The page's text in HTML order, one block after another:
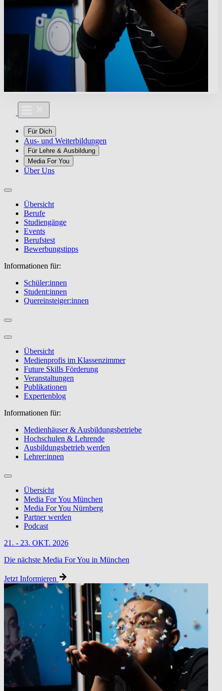
Für Dich
Aus- und Weiterbildungen
Für Lehre & Ausbildung
Media For You
Über Uns
Übersicht
Berufe
Studiengänge
Events
Berufstest
Bewerbungstipps
Informationen für:
Schüler:innen
Student:innen
Quereinsteiger:innen
Übersicht
Medienprofis im Klassenzimmer
Future Skills Förderung
Veranstaltungen
Publikationen
Expertenblog
Informationen für:
Medienhäuser & Ausbildungsbetriebe
Hochschulen & Lehrende
Ausbildungsbetrieb werden
Lehrer:innen
Übersicht
Media For You München
Media For You Nürnberg
Partner werden
Podcast
21. - 23. OKT. 2026
Die nächste Media For You in München
Jetzt Informieren